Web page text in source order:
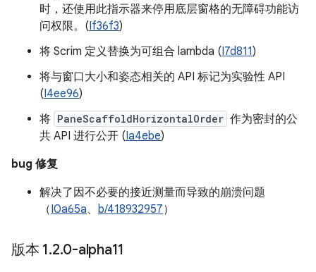
时，还使用此指示器来停用底层窗格的无障碍功能访
问权限。(If36f3)
将 Scrim 定义替换为可组合 lambda (I7d811)
将与窗口大小和姿态相关的 API 标记为实验性 API
(I4ee96)
将 PaneScaffoldHorizontalOrder 作为密封的公
共 API 进行公开 (Ia4ebe)
bug 修复
解决了因不必要的接近测量而导致的崩溃问题
（I0a65a、 b/418932957）
版本 1.2.0-alpha11